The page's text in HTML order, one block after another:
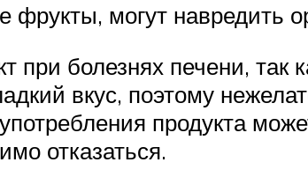
фрукты, могут навредить
при болезнях печени,
вкус, поэтому
продукта
отказаться.